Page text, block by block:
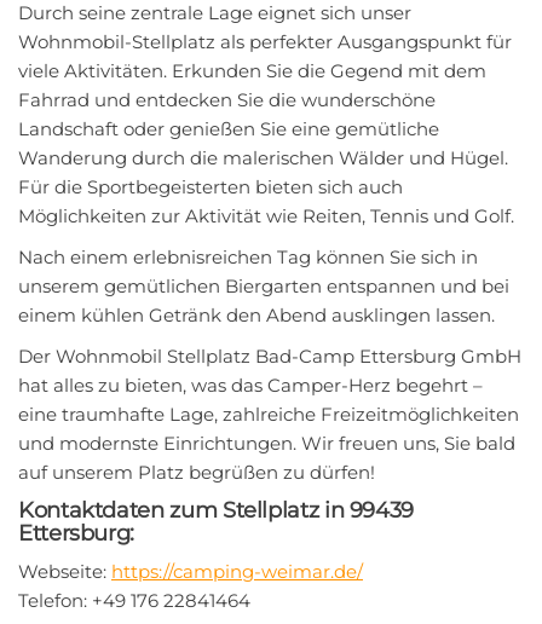
Durch seine zentrale Lage eignet sich unser
Wohnmobil-Stellplatz als perfekter Ausgangspunkt für
viele Aktivitäten. Erkunden Sie die Gegend mit dem
Fahrrad und entdecken Sie die wunderschöne
Landschaft oder genießen Sie eine gemütliche
Wanderung durch die malerischen Wälder und Hügel.
Für die Sportbegeisterten bieten sich auch
Möglichkeiten zur Aktivität wie Reiten, Tennis und Golf.
Nach einem erlebnisreichen Tag können Sie sich in
unserem gemütlichen Biergarten entspannen und bei
einem kühlen Getränk den Abend ausklingen lassen.
Der Wohnmobil Stellplatz Bad-Camp Ettersburg GmbH
hat alles zu bieten, was das Camper-Herz begehrt –
eine traumhafte Lage, zahlreiche Freizeitmöglichkeiten
und modernste Einrichtungen. Wir freuen uns, Sie bald
auf unserem Platz begrüßen zu dürfen!
Kontaktdaten zum Stellplatz in 99439
Ettersburg:
Webseite: https://camping-weimar.de/
Telefon: +49 176 22841464